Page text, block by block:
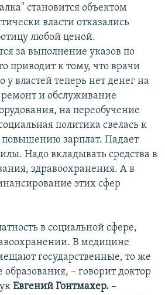
становится объектом
власти отказались
любой ценой.
за выполнение указов по
приводит к тому, что врачи
у властей теперь нет денег на
и обслуживание
на переобучение
политика свелась к
повышению зарплат. Падает
Надо вкладывать средства в
здравоохранения. А в
этих сфер
в социальной сфере,
В медицине
государственные, то же
образования, – говорит доктор
Евгений Гонтмахер. –